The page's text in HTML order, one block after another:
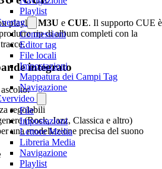
Playlist
Connessioni
Editor tag
File locali
Impostazioni
Mappatura dei Campi Tag
Navigazione
File
Impostazioni
Lettore Media
Libreria Media
Navigazione
Playlist
playlist M3U e CUE. Il supporto CUE è
rip di album completi con la
integrato
regolabili
(Rock, Jazz, Classica e altro)
una modellazione precisa del suono